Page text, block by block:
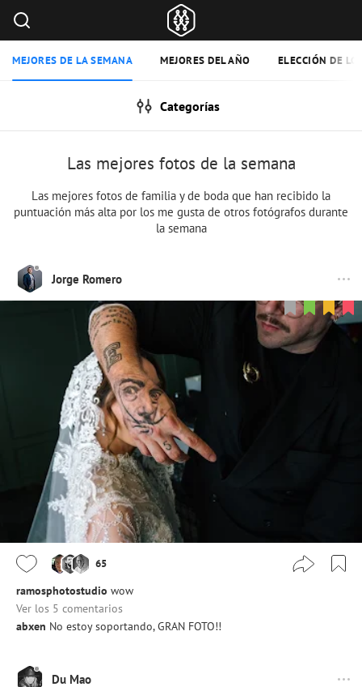
MEJORES DE LA SEMANA MEJORES DEL AÑO ELECCIÓN DE
Categorías
Las mejores fotos de la semana
Las mejores fotos de familia y de boda que han recibido la
puntuación más alta por los me gusta de otros fotógrafos durante
la semana
Jorge Romero
65
ramosphotostudio wow
Ver los 5 comentarios
abxen No estoy soportando, GRAN FOTO!!
Du Mao